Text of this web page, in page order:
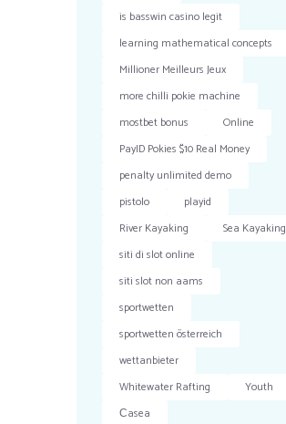
is basswin casino legit
learning mathematical concepts
Millioner Meilleurs Jeux
more chilli pokie machine
mostbet bonus
Online
PayID Pokies $10 Real Money
penalty unlimited demo
pistolo
playid
River Kayaking
Sea Kayaking
siti di slot online
siti slot non aams
sportwetten
sportwetten österreich
wettanbieter
Whitewater Rafting
Youth
Сasea